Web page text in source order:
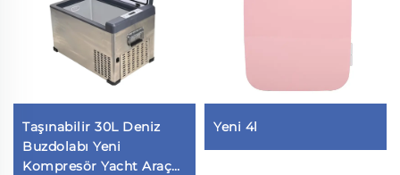
Taşınabilir 30L Deniz
Buzdolabı Yeni
Kompresör Yacht Araç
Yeni 4l